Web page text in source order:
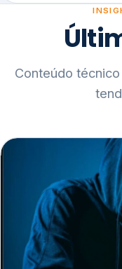
Conteúdo